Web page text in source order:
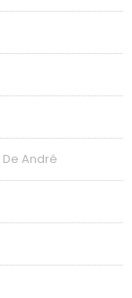
André